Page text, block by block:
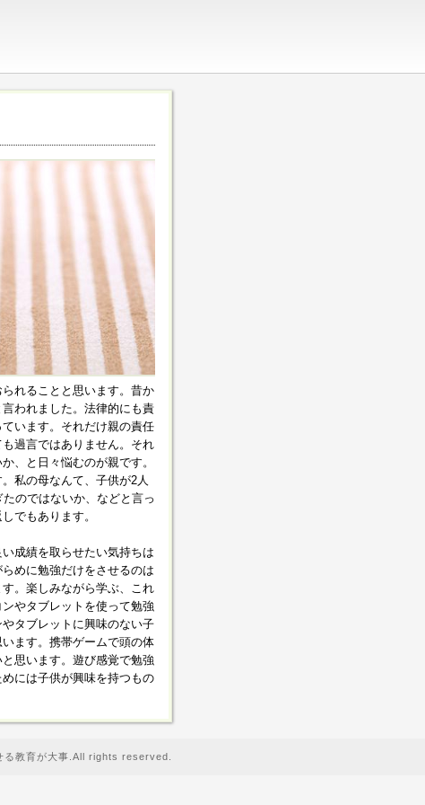
れることと思います。昔か
われました。法律的にも責
います。それだけ親の責任
過言ではありません。それ
、と日々悩むのが親です。
私の母なんて、子供が2人
のではないか、などと言っ
でもあります。
成績を取らせたい気持ちは
めに勉強だけをさせるのは
。楽しみながら学ぶ、これ
やタブレットを使って勉強
タブレットに興味のない子
ます。携帯ゲームで頭の体
思います。遊び感覚で勉強
には子供が興味を持つもの
教育が大事.All rights reserved.